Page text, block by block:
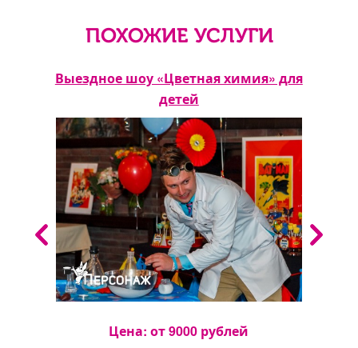
ПОХОЖИЕ УСЛУГИ
Выездное шоу «Цветная химия» для
детей
Цена: от9000 рублей